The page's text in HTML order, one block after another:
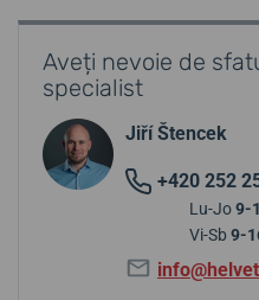
Aveți nevoie de
specialist
Jiří Štencek
+420 252
Lu-Jo9-
Vi-Sb 9-